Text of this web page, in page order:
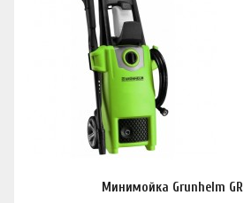
Минимойка Grunhelm